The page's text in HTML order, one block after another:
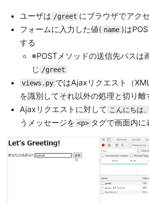
ユーザは /greet にブラウザでアク
フォームに入力した値( name )は
する
※POSTメソッドの送信先パスは
じ /greet
views.py ではAjaxリクエスト（
を識別してそれ以外の処理と切り離
Ajaxリクエストに対して こんにちは
うメッセージを <p> タグで画面内に